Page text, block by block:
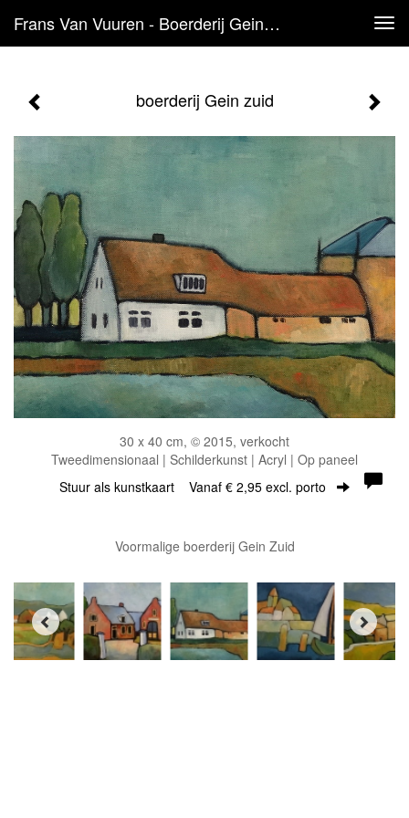
Frans Van Vuuren - Boerderij Gein Zuid
boerderij Gein zuid
30 x 40 cm, © 2015, verkocht
Tweedimensionaal | Schilderkunst | Acryl | Op paneel
Stuur als kunstkaart Vanaf € 2,95 excl. porto
Voormalige boerderij Gein Zuid